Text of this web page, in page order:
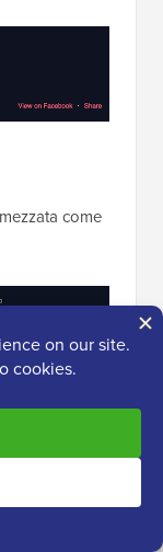
come
il layout a